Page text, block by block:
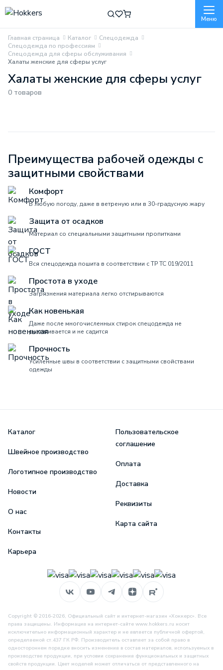
Меню
Главная страница Каталог
Спецодежда
Спецодежда по профессиям
Спецодежда для сферы обслуживания
Халаты женские для сферы услуг
Халаты женские для сферы услуг
0 товаров
Преимущества рабочей одежды с
защитными свойствами
Комфорт
В любую погоду, даже в ветреную или в 30-градусную жару
Защита от осадков
Материал со специальными защитными пропитками
ГОСТ
Вся спецодежда пошита в соответствии с ТР ТС 019/2011
Простота в уходе
Загрязнения материала легко отстирываются
Как новенькая
Даже после многочисленных стирок спецодежда не
растягивается и не садится
Прочность
Усиленные швы в соответствии с защитными свойствами
одежды
Каталог
Швейное производство
Логотипное производство
Новости
О нас
Контакты
Карьера
Пользовательское
соглашение
Оплата
Доставка
Реквизиты
Карта сайта
Copyright © 2016-2026, Официальный сайт и интернет-магазин «Хоккерс». Все
права защищены. Информация на интернет-сайте www.hokkers.ru носит
исключительно информационный характер и не является публичной офертой,
определяемой ст.437 ГК РФ. Производитель оставляет за собой право в
одностороннем порядке вносить изменения в состав материалов, используемых в
производстве продукции, при условии сохранения функциональных и защитных
свойств продукции. Цвет моделей может отличаться от представленного на